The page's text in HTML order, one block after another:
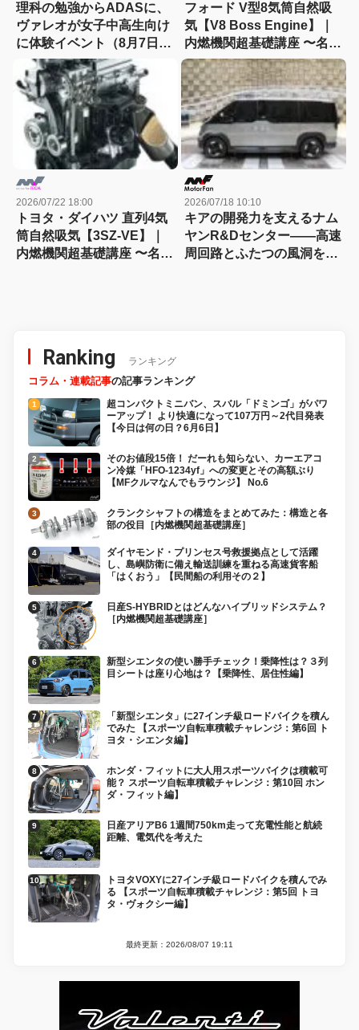
理科の勉強からADASに、
ヴァレオが女子中高生向け
に体験イベント（8月7日締
切）
フォード V型8気筒自然吸
気【V8 Boss Engine】｜
内燃機関超基礎講座 〜名作
エンジン図鑑
2026/07/22 18:00
トヨタ・ダイハツ 直列4気
筒自然吸気【3SZ-VE】｜
内燃機関超基礎講座 〜名作
2026/07/18 10:10
キアの開発力を支えるナム
ヤンR&Dセンター――高速
周回路とふたつの風洞を訪
Ranking ランキング
コラム・連載記事の記事ランキング
超コンパクトミニバン、スバル「ドミンゴ」がパワ
ーアップ！ より快適になって107万円～2代目発表
【今日は何の日？6月6日】
そのお値段15倍！ だーれも知らない、カーエアコ
ン冷媒「HFO-1234yf」への変更とその高額ぶり
【MFクルマなんでもラウンジ】 No.6
クランクシャフトの構造をまとめてみた：構造と各
部の役目［内燃機関超基礎講座］
ダイヤモンド・プリンセス号救援拠点として活躍
し、島嶼防衛に備え輸送訓練を重ねる高速貨客船
「はくおう」【民間船の利用その２】
日産S-HYBRIDとはどんなハイブリッドシステム？
［内燃機関超基礎講座］
新型シエンタの使い勝手チェック！乗降性は？３列
目シートは座り心地は？【乗降性、居住性編】
「新型シエンタ」に27インチ級ロードバイクを積ん
でみた 【スポーツ自転車積載チャレンジ：第6回 ト
ヨタ・シエンタ編】
ホンダ・フィットに大人用スポーツバイクは積載可
能？ スポーツ自転車積載チャレンジ：第10回 ホン
ダ・フィット編】
日産アリアB6 1週間750km走って充電性能と航続
距離、電気代を考えた
トヨタVOXYに27インチ級ロードバイクを積んでみ
る 【スポーツ自転車積載チャレンジ：第5回 トヨ
タ・ヴォクシー編】
最終更新：2026/08/07 19:11